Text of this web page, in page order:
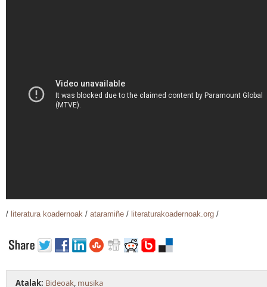
/ literatura koadernoak / ataramiñe / literaturakoadernoak.org /
Atalak: Bideoak, musika